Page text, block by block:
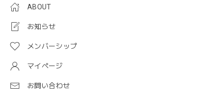
ABOUT
お知らせ
メンバーシップ
マイページ
お問い合わせ